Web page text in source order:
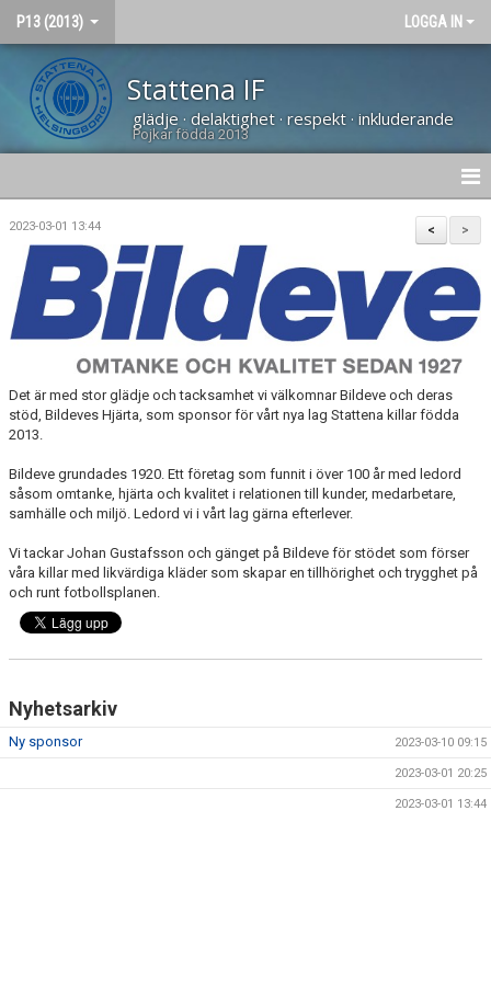
P13 (2013) LOGGA IN
Stattena IF
glädje · delaktighet · respekt · inkluderande
Pojkar födda 2013
HEM
NYHETER
DOKUMENT
BILDGALLERI
KONTAKT
TRUPPEN
MATCHER
>
<
2023-03-01 13:44
Det är med stor glädje och tacksamhet vi välkomnar Bildeve och deras
stöd, Bildeves Hjärta, som sponsor för vårt nya lag Stattena killar födda
2013.
Bildeve grundades 1920. Ett företag som funnit i över 100 år med ledord
såsom omtanke, hjärta och kvalitet i relationen till kunder, medarbetare,
samhälle och miljö. Ledord vi i vårt lag gärna efterlever.
Vi tackar Johan Gustafsson och gänget på Bildeve för stödet som förser
våra killar med likvärdiga kläder som skapar en tillhörighet och trygghet på
och runt fotbollsplanen.
Nyhetsarkiv
Ny sponsor 2023-03-10 09:15
2023-03-01 20:25
2023-03-01 13:44